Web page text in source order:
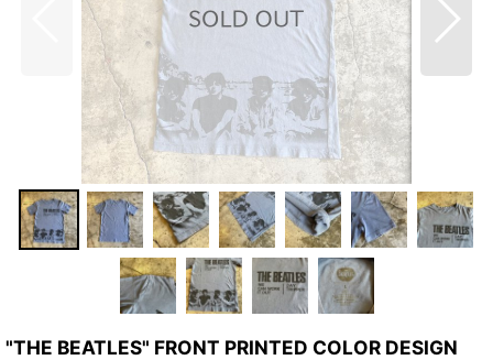
"THE BEATLES" FRONT PRINTED COLOR DESIGN